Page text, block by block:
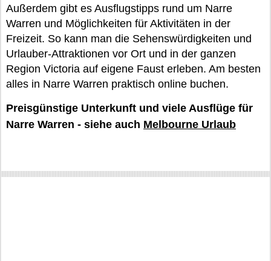
Außerdem gibt es Ausflugstipps rund um Narre
Warren und Möglichkeiten für Aktivitäten in der
Freizeit. So kann man die Sehenswürdigkeiten und
Urlauber-Attraktionen vor Ort und in der ganzen
Region Victoria auf eigene Faust erleben. Am besten
alles in Narre Warren praktisch online buchen.
Preisgünstige Unterkunft und viele Ausflüge für
Narre Warren - siehe auch Melbourne Urlaub